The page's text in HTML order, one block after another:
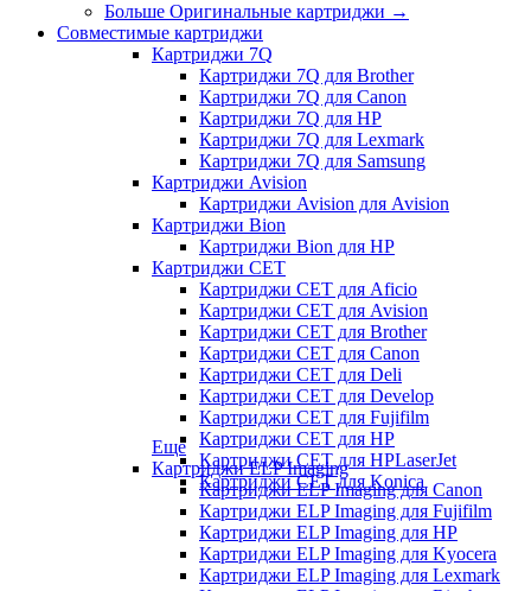
Больше Оригинальные картриджи →
Совместимые картриджи
Картриджи 7Q
Картриджи 7Q для Brother
Картриджи 7Q для Canon
Картриджи 7Q для HP
Картриджи 7Q для Lexmark
Картриджи 7Q для Samsung
Картриджи Avision
Картриджи Avision для Avision
Картриджи Bion
Картриджи Bion для HP
Картриджи CET
Картриджи CET для Aficio
Картриджи CET для Avision
Картриджи CET для Brother
Картриджи CET для Canon
Картриджи CET для Deli
Картриджи CET для Develop
Картриджи CET для Fujifilm
Картриджи CET для HP
Картриджи CET для HPLaserJet
Картриджи CET для Konica
Еще
Картриджи ELP Imaging
Картриджи ELP Imaging для Canon
Картриджи ELP Imaging для Fujifilm
Картриджи ELP Imaging для HP
Картриджи ELP Imaging для Kyocera
Картриджи ELP Imaging для Lexmark